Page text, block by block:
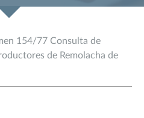
154/77 Consulta de
de Remolacha de